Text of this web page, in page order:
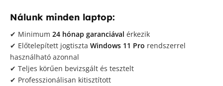
Nálunk minden laptop:
✔ Minimum 24 hónap garanciával érkezik
✔ Előtelepített jogtiszta Windows 11 Pro rendszerrel
használható azonnal
✔ Teljes körűen bevizsgált és tesztelt
✔ Professzionálisan kitisztított